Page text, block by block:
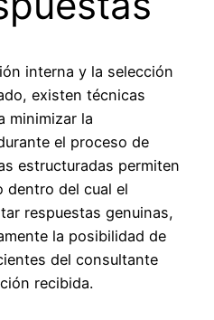
interna y la selección
existen técnicas
minimizar la
el proceso de
estructuradas permiten
dentro del cual el
respuestas genuinas,
la posibilidad de
del consultante
recibida.